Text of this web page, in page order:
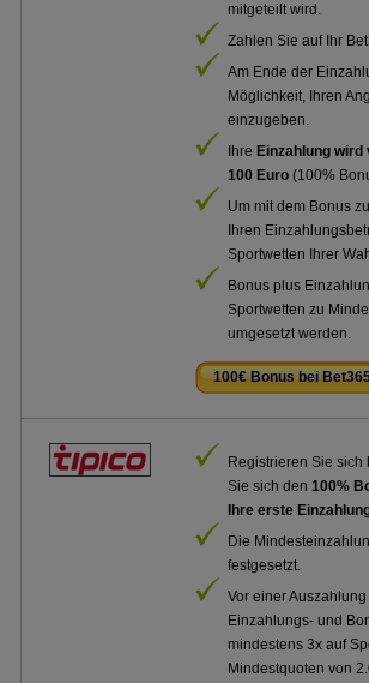
mitgeteilt wird.
Zahlen Sie auf Ihr
Am Ende der
Möglichkeit, Ihren
einzugeben.
Ihre Einzahlung
100 Euro (100%
Um mit dem Bonus
Ihren
Sportwetten Ihrer
Bonus plus
Sportwetten zu
umgesetzt werden.
100€ Bonus bei
Registrieren Sie
Sie sich den100%
Ihre erste
Die
festgesetzt.
Vor einer
Einzahlungs- und
mindestens 3x auf
Mindestquoten von